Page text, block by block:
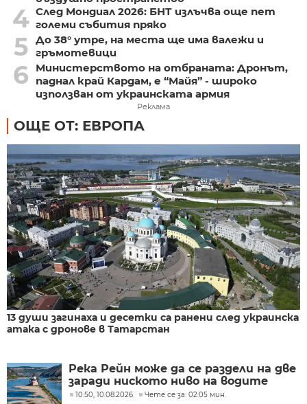
4 След Мондиал 2026: БНТ излъчва още пет
големи събития пряко
5 До 38° утре, на места ще има валежи и
гръмотевици
6
Министерството на отбраната: Дронът,
паднал край Кардам, е “Майя” - широко
използван от украинската армия
Реклама
ОЩЕ ОТ: ЕВРОПА
13 души загинаха и десетки са ранени след украинска
атака с дронове в Татарстан
Река Рейн може да се раздели на две
заради ниското ниво на водите
10:50, 10.08.2026 Чете се за: 02:05 мин.